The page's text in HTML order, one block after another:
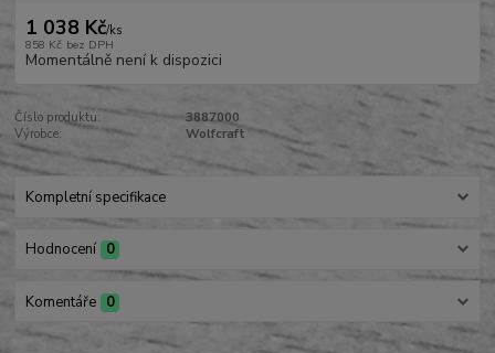
1 038 Kč/ks
858 Kč bez DPH
Momentálně není k dispozici
Číslo produktu:
3887000
Výrobce:
Wolfcraft
Kompletní specifikace
Hodnocení 0
Komentáře 0